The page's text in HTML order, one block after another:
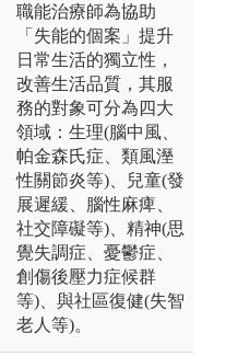
職能治療師為協助
「失能的個案」提升
日常生活的獨立性，
改善生活品質，其服
務的對象可分為四大
領域：生理(腦中風、
帕金森氏症、類風溼
性關節炎等)、兒童(發
展遲緩、腦性麻痺、
社交障礙等)、精神(思
覺失調症、憂鬱症、
創傷後壓力症候群
等)、與社區復健(失智
老人等)。